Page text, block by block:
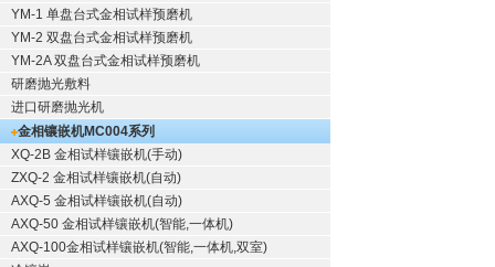
YM-1 单盘台式金相试样预磨机
YM-2 双盘台式金相试样预磨机
YM-2A 双盘台式金相试样预磨机
研磨抛光敷料
进口研磨抛光机
金相镶嵌机MC004系列
XQ-2B 金相试样镶嵌机(手动)
ZXQ-2 金相试样镶嵌机(自动)
AXQ-5 金相试样镶嵌机(自动)
AXQ-50 金相试样镶嵌机(智能,一体机)
AXQ-100金相试样镶嵌机(智能,一体机,双室)